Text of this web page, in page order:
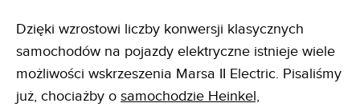
Dzięki wzrostowi liczby konwersji klasycznych
samochodów na pojazdy elektryczne istnieje wiele
możliwości wskrzeszenia Marsa II Electric. Pisaliśmy
już, chociażby o samochodzie Heinkel,